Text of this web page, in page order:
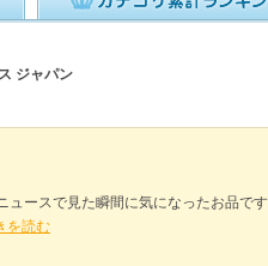
ジャパン
ュースで見た瞬間に気になったお品で
を読む